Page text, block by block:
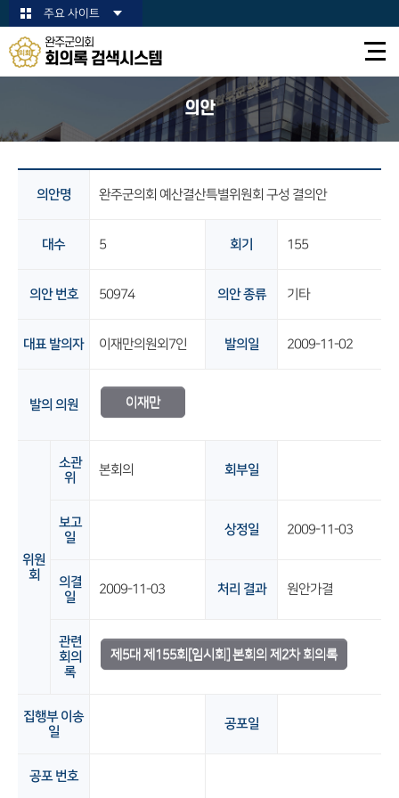
본문바로가기주요 사이트
완주군의회
회의록 검색시스템
의안
의안명 완주군의회 예산결산특별위원회 구성 결의안
대수 5 회기 155
의안 번호 50974 의안 종류 기타
대표 발의자 이재만의원외7인 발의일 2009-11-02
발의 의원 이재만
위원
회
소관
위
본회의 회부일
보고
일
상정일 2009-11-03
의결
일
2009-11-03 처리 결과 원안가결
관련
회의
록
제5대 제155회[임시회] 본회의 제2차 회의록
집행부 이송
일
공포일
공포 번호